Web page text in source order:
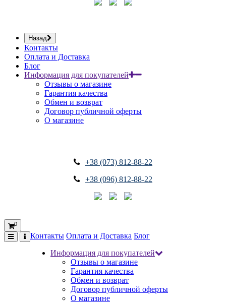
Назад
Контакты
Оплата и Доставка
Блог
Информация для покупателей
Отзывы о магазине
Гарантия качества
Обмен и возврат
Договор публичной оферты
О магазине
+38 (073) 812-88-22
+38 (096) 812-88-22
0
Контакты Оплата и Доставка Блог
Информация для покупателей
Отзывы о магазине
Гарантия качества
Обмен и возврат
Договор публичной оферты
О магазине